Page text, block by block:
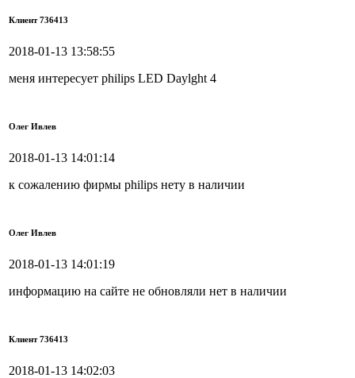
Клиент 736413
2018-01-13 13:58:55
меня интересует philips LED Daylght 4
Олег Ивлев
2018-01-13 14:01:14
к сожалению фирмы philips нету в наличии
Олег Ивлев
2018-01-13 14:01:19
информацию на сайте не обновляли нет в наличии
Клиент 736413
2018-01-13 14:02:03